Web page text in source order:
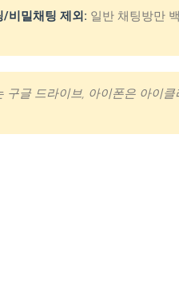
/비밀채팅 제외: 일반 채팅방만
구글 드라이브, 아이폰은 아이